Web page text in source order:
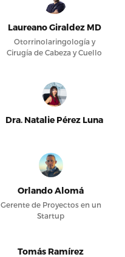
Laureano Giraldez MD
Otorrinolaringología y
Cirugía de Cabeza y Cuello
Dra. Natalie Pérez Luna
Orlando Alomá
Gerente de Proyectos en un
Startup
Tomás Ramírez